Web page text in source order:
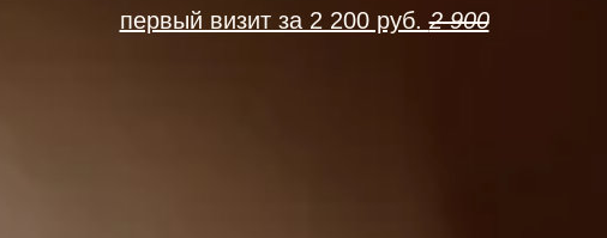
первый визит за 2 200 руб.2 900